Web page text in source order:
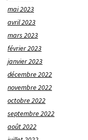
mai 2023
avril 2023
mars 2023
février 2023
janvier 2023
décembre 2022
novembre 2022
octobre 2022
septembre 2022
août 2022